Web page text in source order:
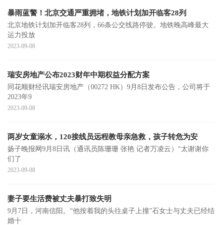
暴雨蓝警！北京交通严重拥堵，地铁计划加开临客28列
北京地铁计划加开临客28列，66条公交线路停驶。地铁晚高峰最大
运力投放
2023-09-08
瑞安房地产公布2023财年中期权益分配方案
同花顺财经讯瑞安房地产（00272 HK）9月8日发布公告，公司将于
2023年9
2023-09-08
两岁女童溺水，120接线员远程教母亲急救，孩子转危为安
扬子晚报网9月8日讯（通讯员陈珊珊 张艳 记者万凌云）“太谢谢你
们了
2023-09-08
妻子要生活费被丈夫暴打致失明
9月7日，河南信阳。“他按着我的头往桌子上撞”石女士与丈夫已经结
婚十